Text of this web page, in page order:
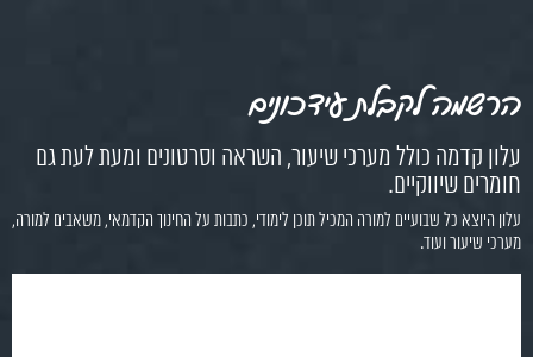
הרשמה לקבלת עידכונים
עלון קדמה כולל מערכי שיעור, השראה וסרטונים ומעת לעת גם
חומרים שיווקיים.
עלון היוצא כל שבועיים למורה המכיל תוכן לימודי, כתבות על החינוך הקדמאי, משאבים למורה,
מערכי שיעור ועוד.